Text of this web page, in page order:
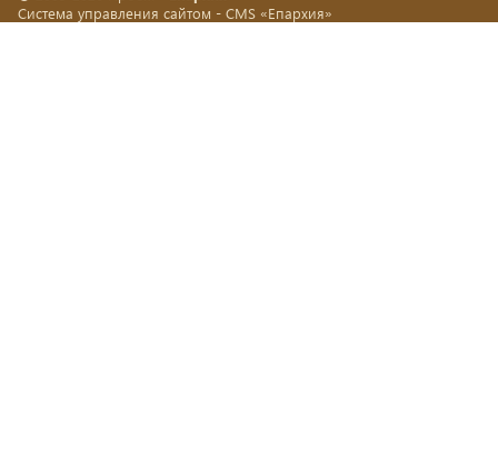
Система управления сайтом - CMS «Епархия»